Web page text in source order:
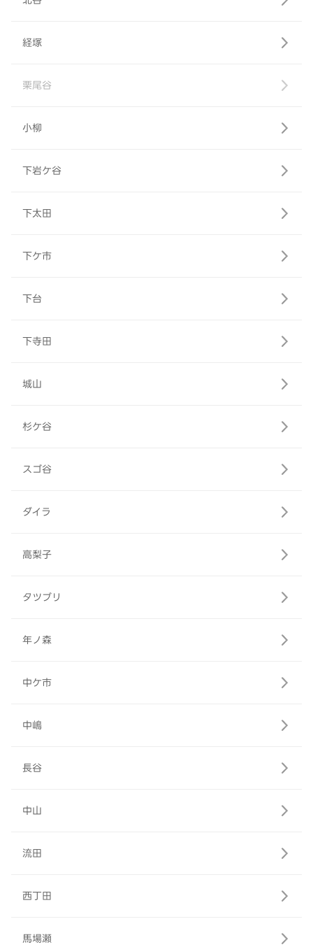
経塚
栗尾谷
小柳
下岩ケ谷
下太田
下ケ市
下台
下寺田
城山
杉ケ谷
スゴ谷
ダイラ
高梨子
タツブリ
年ノ森
中ケ市
中嶋
長谷
中山
流田
西丁田
馬場瀬